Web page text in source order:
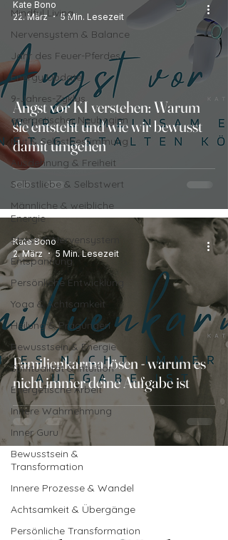
Mindful Living
Nervensystem & Balance
Jahr des Feuer-Pferdes
Energy Update
9-Jahres-Zyklus
energetischer Neubeginn
Mut & Selbstbestimmung
Ausdehnung & Freiheit
Selbstliebe & Selbstwert
Männliche & weibliche
Energie
Stress & Nervensystem
Entspannung
Persönliche Entwicklung
Yoga & Achtsamkeit
Heilung & Prägungen
Bewusstsein & Energie
Spiritualität & Intuition
Energetische Arbeit
Innere Wahrnehmung
Inner Guru
Bewusstsein &
Transformation
Innere Prozesse & Wandel
Achtsamkeit & Übergänge
Persönliche Transformation
Angst vor KI verstehen: Warum
sie entsteht und wie wir bewusst
damit umgehen
Kate Bono
22. März
5 Min. Lesezeit
Familienkarma lösen - warum es
nicht immer deine Aufgabe ist
Kate Bono
2. März
5 Min. Lesezeit